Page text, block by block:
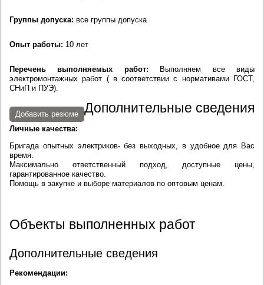
Группы допуска: все группы допуска
Опыт работы: 10 лет
Перечень выполняемых работ: Выполняем все виды
электромонтажных работ ( в соответствии с нормативами ГОСТ,
СНиП и ПУЭ).
Добавить резюме Дополнительные сведения
Личные качества:
Бригада опытных электриков- без выходных, в удобное для Вас
время.
Максимально ответственный подход, доступные цены,
гарантированное качество.
Помощь в закупке и выборе материалов по оптовым ценам.
Объекты выполненных работ
Дополнительные сведения
Рекомендации: